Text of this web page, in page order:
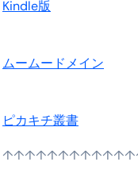
Kindle版
ムームードメイン
ピカキチ叢書